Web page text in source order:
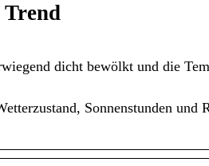
Trend
dicht bewölkt und die
Sonnenstunden und